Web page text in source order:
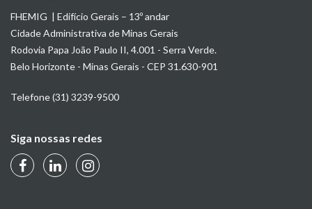
FHEMIG | Edifício Gerais – 13º andar
Cidade Administrativa de Minas Gerais
Rodovia Papa João Paulo II, 4.001 - Serra Verde.
Belo Horizonte - Minas Gerais - CEP 31.630-901
Telefone (31) 3239-9500
Siga nossas redes